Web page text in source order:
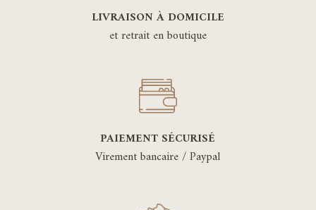
LIVRAISON À DOMICILE
et retrait en boutique
PAIEMENT SÉCURISÉ
Virement bancaire / Paypal